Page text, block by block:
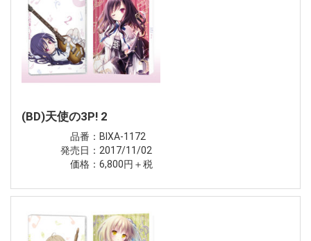
(BD)天使の3P! 2
品番：BIXA-1172
発売日：2017/11/02
価格：6,800円＋税